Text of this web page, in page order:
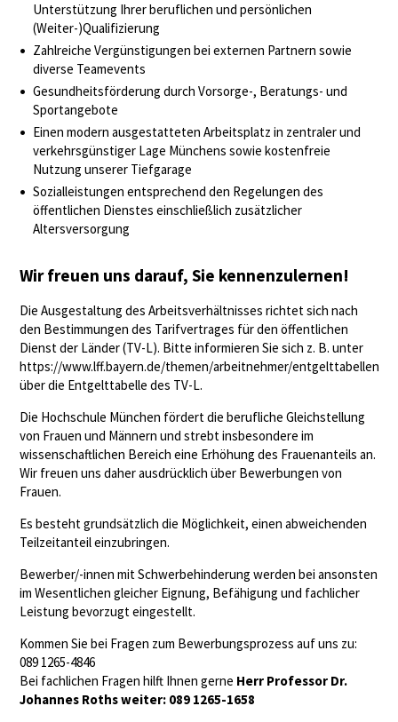
Unterstützung Ihrer beruflichen und persönlichen
(Weiter-)Qualifizierung
Zahlreiche Vergünstigungen bei externen Partnern sowie
diverse Teamevents
Gesundheitsförderung durch Vorsorge-, Beratungs- und
Sportangebote
Einen modern ausgestatteten Arbeitsplatz in zentraler und
verkehrsgünstiger Lage Münchens sowie kostenfreie
Nutzung unserer Tiefgarage
Sozialleistungen entsprechend den Regelungen des
öffentlichen Dienstes einschließlich zusätzlicher
Altersversorgung
Wir freuen uns darauf, Sie kennenzulernen!
Die Ausgestaltung des Arbeitsverhältnisses richtet sich nach
den Bestimmungen des Tarifvertrages für den öffentlichen
Dienst der Länder (TV-L). Bitte informieren Sie sich z. B. unter
https://www.lff.bayern.de/themen/arbeitnehmer/entgelttabellen
über die Entgelttabelle des TV-L.
Die Hochschule München fördert die berufliche Gleichstellung
von Frauen und Männern und strebt insbesondere im
wissenschaftlichen Bereich eine Erhöhung des Frauenanteils an.
Wir freuen uns daher ausdrücklich über Bewerbungen von
Frauen.
Es besteht grundsätzlich die Möglichkeit, einen abweichenden
Teilzeitanteil einzubringen.
Bewerber/-innen mit Schwerbehinderung werden bei ansonsten
im Wesentlichen gleicher Eignung, Befähigung und fachlicher
Leistung bevorzugt eingestellt.
Kommen Sie bei Fragen zum Bewerbungsprozess auf uns zu:
089 1265-4846
Bei fachlichen Fragen hilft Ihnen gerne Herr Professor Dr.
Johannes Roths weiter: 089 1265-1658